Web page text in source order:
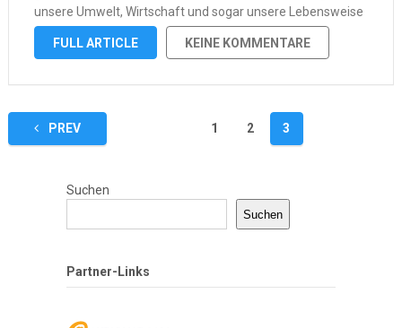
unsere Umwelt, Wirtschaft und sogar unsere Lebensweise
hat. Die Auswirkungen des Klimawandels zeigen sich
bereits in steigenden Temperaturen, Änderungen der
FULL ARTICLE KEINE KOMMENTARE
Seitennummerierung
der
Beiträge
PREV 1 2 3
Suchen
Suchen
Partner-Links